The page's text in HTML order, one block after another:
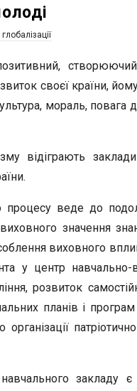
своєї країни,
мораль, повага
відіграють
веде до
значення
виховного
у центр навчально-
розвиток
планів і
закладу є